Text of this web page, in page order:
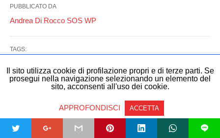
PUBBLICATO DA
Andrea Di Rocco SOS WP
TAGS:
POST CORRELATI
Il sito utilizza cookie di profilazione propri e di terze parti. Se
prosegui nella navigazione selezionando un elemento del
sito, acconsenti all'uso dei cookie.
APPROFONDISCI ACCETTA